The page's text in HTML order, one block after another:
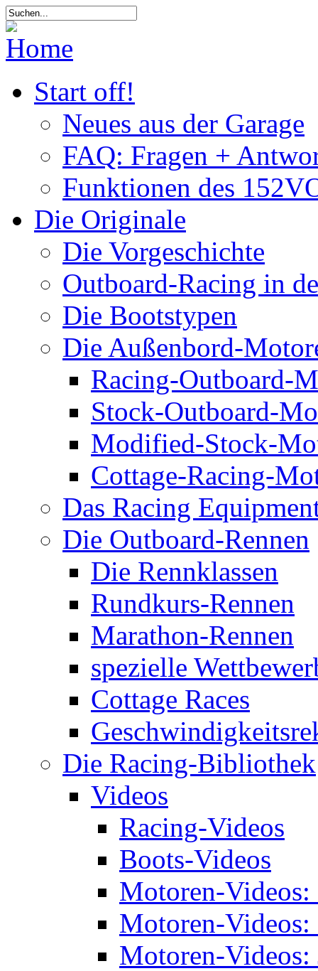
Start off!
Neues aus der Garage
FAQ: Fragen +
Funktionen des
Die Originale
Die Vorgeschichte
Outboard-Racing in
Die Bootstypen
Die Außenbord-
Racing-Outboard-
Stock-Outboard-
Modified-Stock-
Cottage-Racing-
Das Racing
Die Outboard-Rennen
Die Rennklassen
Rundkurs-Rennen
Marathon-Rennen
spezielle
Cottage Races
Die Racing-Bibliothek
Videos
Racing-Videos
Boots-Videos
Motoren-
Motoren-
Motoren-Videos: